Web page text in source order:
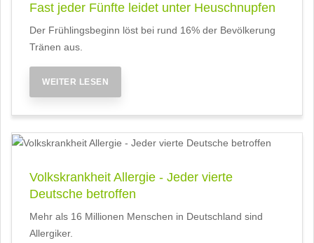
Fast jeder Fünfte leidet unter Heuschnupfen
Der Frühlingsbeginn löst bei rund 16% der Bevölkerung
Tränen aus.
WEITER LESEN
Volkskrankheit Allergie - Jeder vierte
Deutsche betroffen
Mehr als 16 Millionen Menschen in Deutschland sind
Allergiker.